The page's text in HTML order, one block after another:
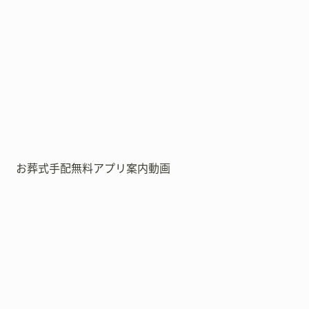
お葬式手配無料アプリ案内動画